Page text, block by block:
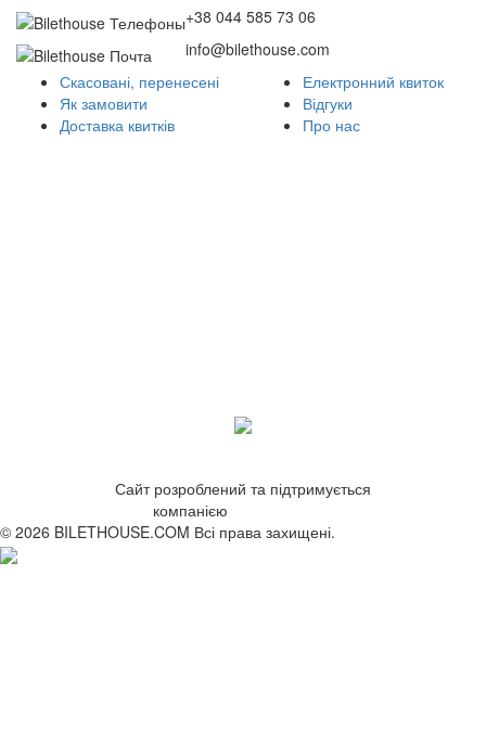
+38 044 585 73 06
info@bilethouse.com
Скасовані, перенесені
Як замовити
Доставка квитків
Електронний квиток
Відгуки
Про нас
Сайт розроблений та підтримується
компанією
© 2026 BILETHOUSE.COM Всі права захищені.